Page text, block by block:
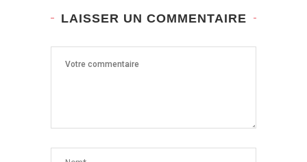
LAISSER UN COMMENTAIRE